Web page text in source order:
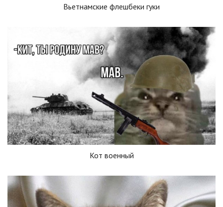
Вьетнамские флешбеки гуки
Кот военный